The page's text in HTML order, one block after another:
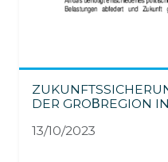
DER GROΒREGION
13/10/2023